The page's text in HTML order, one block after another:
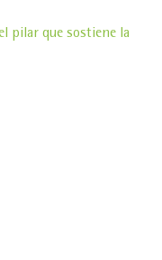
pilar que sostiene la